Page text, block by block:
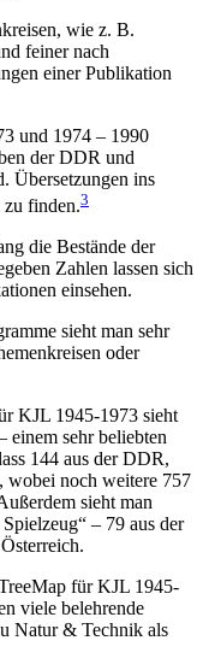
wie z. B.
feiner nach
einer Publikation
und 1974 – 1990
der DDR und
Übersetzungen ins
zu finden.3
die Bestände der
Zahlen lassen sich
einsehen.
sieht man sehr
oder
KJL 1945-1973 sieht
einem sehr beliebten
144 aus der DDR,
wobei noch weitere 757
sieht man
– 79 aus der
für KJL 1945-
viele belehrende
Natur & Technik als